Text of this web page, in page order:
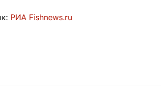
РИА Fishnews.ru